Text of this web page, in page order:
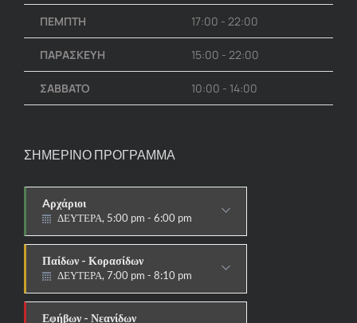
ΠΕΜΠΤΗ 17:00 - 22:00
ΠΑΡΑΣΚΕΥΗ 15:00 - 22:00
ΣΑΒΒΑΤΟ 10:00 - 14:00
ΣΗΜΕΡΙΝΟ ΠΡΟΓΡΑΜΜΑ
Aρχάριοι
ΔΕΥΤΕΡΑ, 5:00 pm - 6:00 pm
Παίδων - Κορασίδων
ΔΕΥΤΕΡΑ, 7:00 pm - 8:10 pm
Εφήβων - Νεανίδων